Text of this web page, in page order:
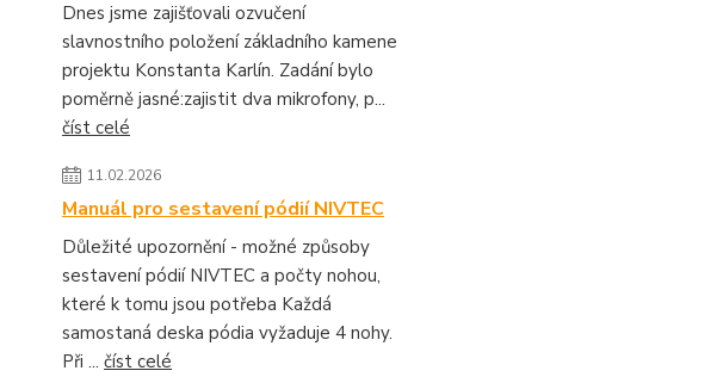
Dnes jsme zajišťovali ozvučení
slavnostního položení základního kamene
projektu Konstanta Karlín. Zadání bylo
poměrně jasné:zajistit dva mikrofony, p...
číst celé
11.02.2026
Manuál pro sestavení pódií NIVTEC
Důležité upozornění - možné způsoby
sestavení pódií NIVTEC a počty nohou,
které k tomu jsou potřeba Každá
samostaná deska pódia vyžaduje 4 nohy.
Při ... číst celé